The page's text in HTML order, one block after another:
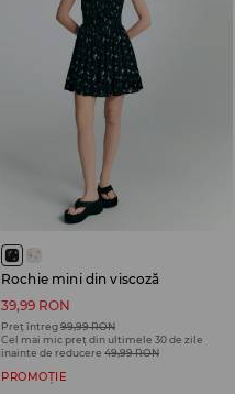
Rochie mini din viscoză
39,99 RON
Preț întreg99,99 RON
Cel mai mic preț din ultimele 30 de zile
înainte de reducere 49,99 RON
PROMOȚIE